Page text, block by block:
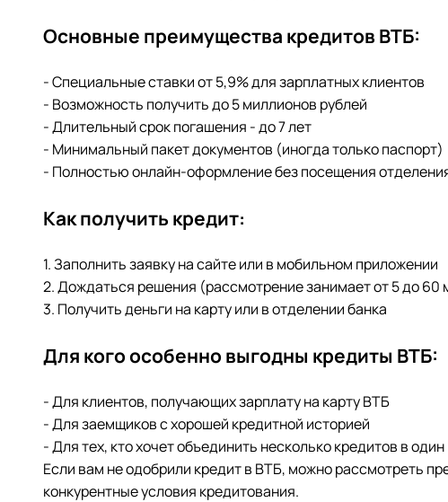
Основные преимущества кредитов ВТБ:
- Специальные ставки от 5,9% для зарплатных клиентов
- Возможность получить до 5 миллионов рублей
- Длительный срок погашения - до 7 лет
- Минимальный пакет документов (иногда только паспорт)
- Полностью онлайн-оформление без посещения
Как получить кредит:
1. Заполнить заявку на сайте или в мобильном приложении
2. Дождаться решения (рассмотрение занимает от 5 до 60
3. Получить деньги на карту или в отделении банка
Для кого особенно выгодны кредиты ВТБ:
- Для клиентов, получающих зарплату на карту ВТБ
- Для заемщиков с хорошей кредитной историей
- Для тех, кто хочет объединить несколько кредитов в один
Если вам не одобрили кредит в ВТБ, можно рассмотреть
конкурентные условия кредитования.